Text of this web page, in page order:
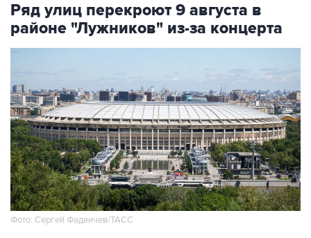
Ряд улиц перекроют 9 августа в
районе "Лужников" из-за концерта
Фото: Сергей Фадеичев/ТАСС